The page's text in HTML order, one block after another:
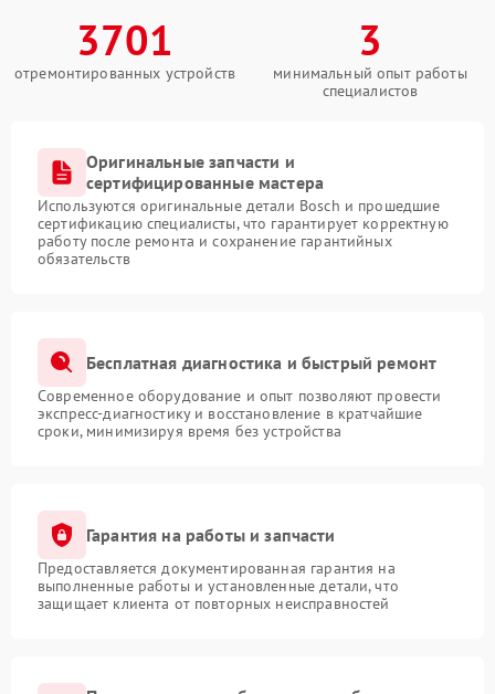
3701
отремонтированных устройств
3
минимальный опыт работы
специалистов
Оригинальные запчасти и
сертифицированные мастера
Используются оригинальные детали Bosch и прошедшие
сертификацию специалисты, что гарантирует корректную
работу после ремонта и сохранение гарантийных
обязательств
Бесплатная диагностика и быстрый ремонт
Современное оборудование и опыт позволяют провести
экспресс-диагностику и восстановление в кратчайшие
сроки, минимизируя время без устройства
Гарантия на работы и запчасти
Предоставляется документированная гарантия на
выполненные работы и установленные детали, что
защищает клиента от повторных неисправностей